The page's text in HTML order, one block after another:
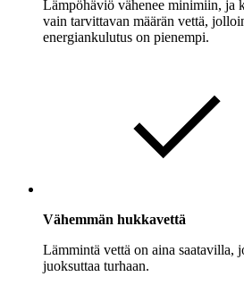
Lämpöhäviö vähenee minimiin, ja
vain tarvittavan määrän vettä,
energiankulutus on pienempi.
Vähemmän hukkavettä
Lämmintä vettä on aina saatavilla,
juoksuttaa turhaan.